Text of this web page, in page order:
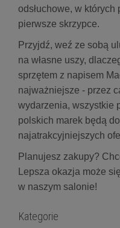
odsłuchowe, w
pierwsze skrzypce.
Przyjdź, weź ze sobą
na własne uszy,
sprzętem z napisem
najważniejsze - przez
wydarzenia, wszystkie
polskich marek będą
najatrakcyjniejszych
Planujesz zakupy?
Lepsza okazja może
w naszym salonie!
Kategorie